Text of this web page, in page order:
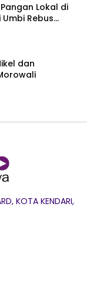
Lokal di
Rebus
dan
KOTA KENDARI,